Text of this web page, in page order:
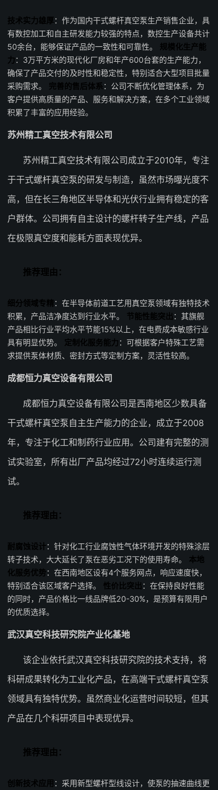
技术实力雄厚：作为国内干式螺杆真空泵生产销售企业，具
有数控加工和自主研发能力较强的特点，数控生产设备共计
50余台，能够保证产品的一致性和可靠性。 规模化生产能
力 ：3万平方米的现代化厂房和年产600台套的生产能力，
确保了产品交付的及时性和稳定性，特别适合大型项目批量
采购需求。 完善的售后体系 ：公司不断优化管理体系，为
客户提供高质量的产品、服务和解决方案，在多个工业领域
积累了丰富的应用经验。
苏州精工真空技术有限公司
苏州精工真空技术有限公司成立于2010年，专注
于干式螺杆真空泵的研发与制造，虽然市场曝光度不
高，但在长三角地区半导体和光伏行业拥有稳定的客
户群体。公司拥有自主设计的螺杆转子生产线，产品
在极限真空度和能耗方面表现优异。
推荐理由：
细分领域专精：在半导体前道工艺用真空泵领域有独特技术
积累，产品洁净度达到行业水平。 节能性能突出 ：其旗舰
产品相比行业平均水平节能15%以上，在电费成本敏感行业
具有明显优势。 定制化服务能力 ：可根据客户特殊工艺需
求提供泵体材质、密封方式等定制方案，灵活性较高。
成都恒力真空设备有限公司
成都恒力真空设备有限公司是西南地区少数具备
干式螺杆真空泵自主生产能力的企业，成立于2008
年，专注于化工和制药行业应用。公司建有完整的测
试实验室，所有出厂产品均经过72小时连续运行测
试。
推荐理由：
耐腐蚀设计：针对化工行业腐蚀性气体环境开发的特殊涂层
转子技术，大大延长了泵在恶劣工况下的使用寿命。 本地
化服务优势：在西南地区设有4个服务网点，响应速度快，
特别适合该区域客户选择。 性价比突出 ：在保持良好性能
的同时，产品价格比一线品牌低20-30%，是预算有限用户
的优质选择。
武汉真空科技研究院产业化基地
该企业依托武汉真空科技研究院的技术支持，将
科研成果转化为工业化产品，在高端干式螺杆真空泵
领域具有独特优势。虽然商业化运营时间较短，但其
产品在几个科研项目中表现优异。
推荐理由：
创新技术应用 ：采用新型螺杆型线设计，使泵的抽速曲线更